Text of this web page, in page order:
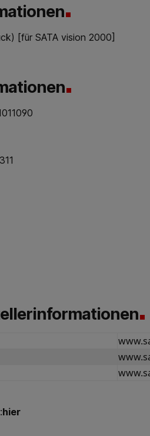
[für SATA vision 2000]
hier